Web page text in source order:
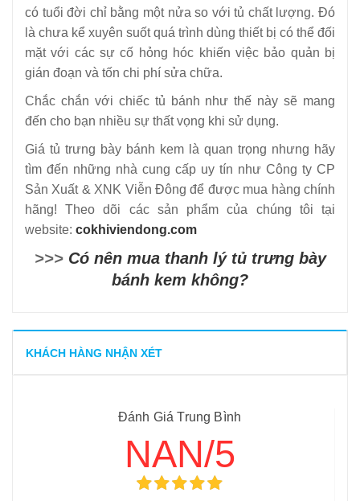
có tuổi đời chỉ bằng một nửa so với tủ chất lượng. Đó
là chưa kể xuyên suốt quá trình dùng thiết bị có thể đối
mặt với các sự cố hỏng hóc khiến việc bảo quản bị
gián đoạn và tốn chi phí sửa chữa.
Chắc chắn với chiếc tủ bánh như thế này sẽ mang
đến cho bạn nhiều sự thất vọng khi sử dụng.
Giá tủ trưng bày bánh kem là quan trọng nhưng hãy
tìm đến những nhà cung cấp uy tín như Công ty CP
Sản Xuất & XNK Viễn Đông để được mua hàng chính
hãng! Theo dõi các sản phẩm của chúng tôi tại
website: cokhiviendong.com
>>>Có nên mua thanh lý tủ trưng bày
bánh kem không?
KHÁCH HÀNG NHẬN XÉT
Đánh Giá Trung Bình
NAN/5